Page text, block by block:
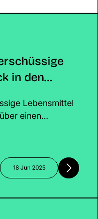
Business. 💡
in den
Lebensmittel
einen
18 Jun 2025
Lebensmittel